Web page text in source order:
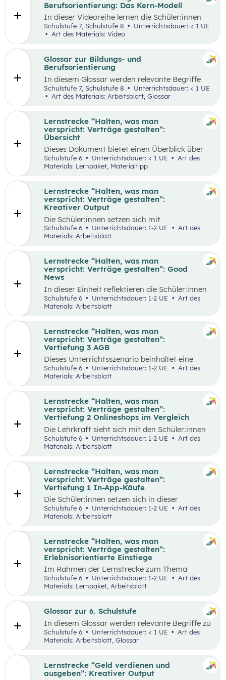
ihren Lernprozess zu übernehmen.
Berufsorientierung: Das Kern-Modell
In dieser Videoreihe lernen die Schüler:innen
wie sie selbstbewusst auftreten, authentisch
wirken und gleichzeitig Menschen von sich
Schulstufe 7, Schulstufe 8
Unterrichtsdauer: < 1 UE
Art des Materials: Video
Glossar zur Bildungs- und
Berufsorientierung
In diesem Glossar werden relevante Begriffe
zum Thema „Bildungs- und Berufsorientierung“
erklärt. Zusätzlich gibt es Arbeitsblätter zu
Schulstufe 7, Schulstufe 8
Unterrichtsdauer: < 1 UE
Art des Materials: Arbeitsblatt, Glossar
Lernstrecke “Halten, was man
verspricht: Verträge gestalten”:
Übersicht
Dieses Dokument bietet einen Überblick über
alle Materialien, die für die Lerntrecke “Halten,
was man verspricht – Verträge gestalten” für
Schulstufe 6 Unterrichtsdauer: < 1 UE
Materials: Lernpaket, Materialtipp
Lernstrecke “Halten, was man
verspricht: Verträge gestalten”:
Kreativer Output
Die Schüler:innen setzen sich mit
selbstgewählten Aspekten der
Vertragsgestaltung auseinander und drehen
Schulstufe 6 Unterrichtsdauer: 1-2 UE
Art des
Materials: Arbeitsblatt
Lernstrecke “Halten, was man
verspricht: Verträge gestalten”: Good
News
In dieser Einheit reflektieren die Schüler:innen
die Inhalte der Lernstrecke “Halten, was man
verspricht – Verträge gestalten”.
Schulstufe 6 Unterrichtsdauer: 1-2 UE
Materials: Arbeitsblatt
Lernstrecke “Halten, was man
verspricht: Verträge gestalten”:
Vertiefung 3 AGB
Dieses Unterrichtsszenario beinhaltet eine
Gruppenarbeit, bei der sich die Schüler:innen
mit Ausschnitten aus den AGBs von Zalando
Schulstufe 6 Unterrichtsdauer: 1-2 UE
Art des
Materials: Arbeitsblatt
Lernstrecke “Halten, was man
verspricht: Verträge gestalten”:
Vertiefung 2 Onlineshops im Vergleich
Die Lehrkraft sieht sich mit den Schüler:innen
zum Einstieg einen Onlineshop eines bekannten
Online-Händlers an.
Schulstufe 6 Unterrichtsdauer: 1-2 UE
Materials: Arbeitsblatt
Lernstrecke “Halten, was man
verspricht: Verträge gestalten”:
Vertiefung 1 In-App-Käufe
Die Schüler:innen setzen sich in dieser
Alltagschallenge mit dem eigenen digitalen
Konsumverhalten auseinander.
Schulstufe 6 Unterrichtsdauer: 1-2 UE
Materials: Arbeitsblatt
Lernstrecke “Halten, was man
verspricht: Verträge gestalten”:
Erlebnisorientierte Einstiege
Im Rahmen der Lernstrecke zum Thema
“Halten, was man verspricht – Verträge
gestalten”, werden drei mögliche Einstiegsideen
Schulstufe 6 Unterrichtsdauer: 1-2 UE
Art des
Materials: Lernpaket, Arbeitsblatt
Glossar zur 6. Schulstufe
In diesem Glossar werden relevante Begriffe zu
den Lehrplanpunkten “Energie und Ressourcen”
sowie “Produktion und Konsum” erklärt.
Zusätzlich gibt es Arbeitsblätter zu
Schulstufe 6 Unterrichtsdauer: < 1 UE
Materials: Arbeitsblatt, Glossar
Lernstrecke “Geld verdienen und
ausgeben”: Kreativer Output